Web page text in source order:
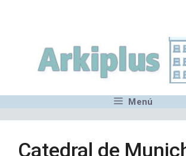
contenido
Menú
Catedral de